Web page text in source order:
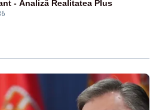
- Analiză Realitatea Plus